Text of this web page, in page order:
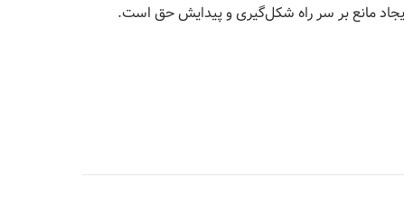
مانع بر سر راه شکل‌گیری و پیدایش حق است.